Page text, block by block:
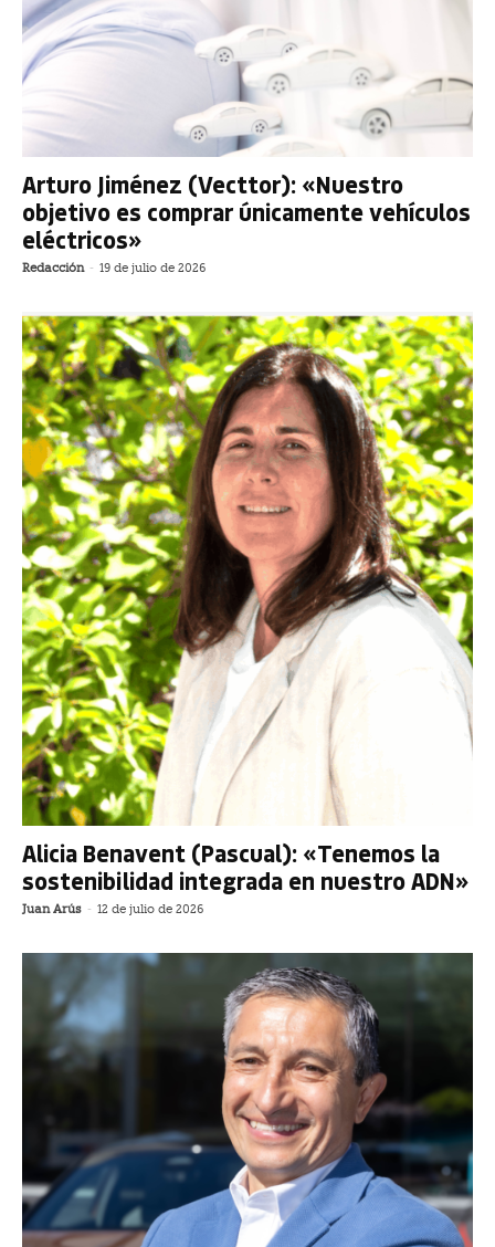
Arturo Jiménez (Vecttor): «Nuestro
objetivo es comprar únicamente vehículos
eléctricos»
Redacción - 19 de julio de 2026
Alicia Benavent (Pascual): «Tenemos la
sostenibilidad integrada en nuestro ADN»
Juan Arús - 12 de julio de 2026